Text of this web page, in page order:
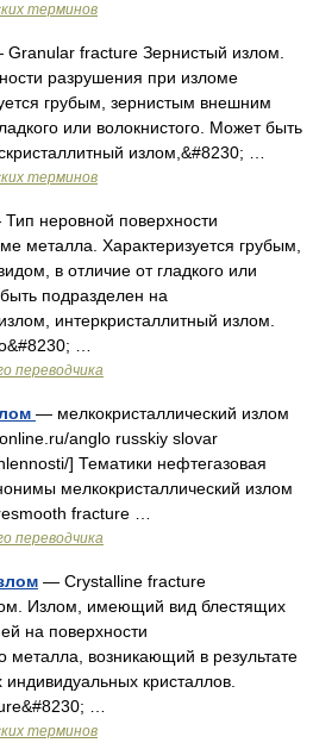
терминов
fracture Зернистый излом.
разрушения при изломе
грубым, зернистым внешним
или волокнистого. Может быть
излом,&#8230; …
терминов
неровной поверхности
металла. Характеризуется грубым,
в отличие от гладкого или
подразделен на
интеркристаллитный излом.
…
переводчика
— мелкокристаллический излом
anglo russkiy slovar
] Тематики нефтегазовая
мелкокристаллический излом
fracture …
переводчика
— Crystalline fracture
Излом, имеющий вид блестящих
на поверхности
металла, возникающий в результате
кристаллов.
…
терминов